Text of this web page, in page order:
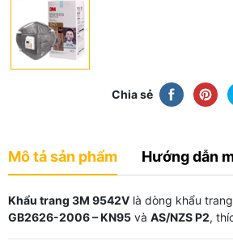
Chia sẻ
Mô tả sản phẩm Hướng dẫn
Khẩu trang 3M 9542V là dòng khẩu
GB2626-2006 – KN95 và AS/NZS P2,